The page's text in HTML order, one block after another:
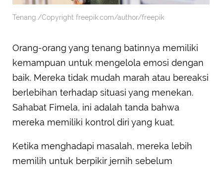
Tenang./Copyright freepik.com/author/freepik
Orang-orang yang tenang batinnya memiliki
kemampuan untuk mengelola emosi dengan
baik. Mereka tidak mudah marah atau bereaksi
berlebihan terhadap situasi yang menekan.
Sahabat Fimela, ini adalah tanda bahwa
mereka memiliki kontrol diri yang kuat.
Ketika menghadapi masalah, mereka lebih
memilih untuk berpikir jernih sebelum